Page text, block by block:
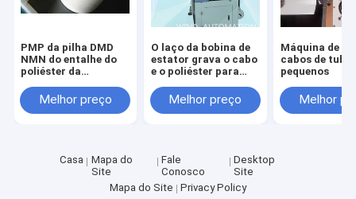
PMP da pilha DMD
NMN do entalhe do
poliéster da
da isolação da
isolação do entalhe
Melhor preço
O laço da bobina de
estator grava o cabo
e o poliéster para
motor elétrico
Melhor preço
Máquina de
cabos de
pequenos
Melhor
Casa
Mapa do
Site
Fale
Conosco
Desktop
Site
Mapa do Site
Privacy Policy